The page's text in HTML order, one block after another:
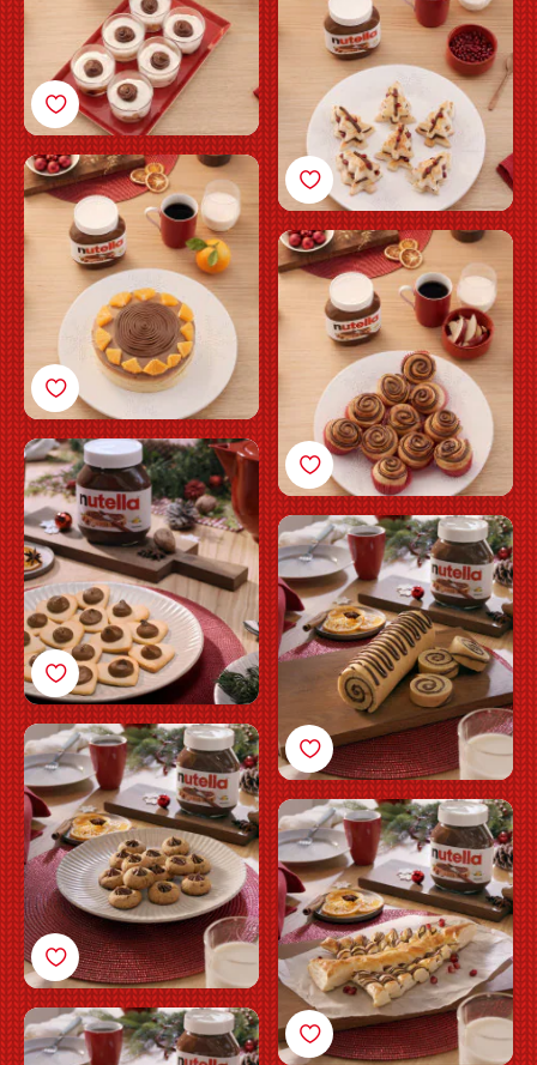
Nutella®
Julig glutenfri
apelsinsockerkaka med
Nutella®
Juliga kanelbullar med
Nutella®
Hjärtkakor med
Nutella®
Julrulltårta med
Nutella®
Småkakor med fyllning
av Nutella®
Smördegsträd med
Nutella®
Muffins med Nutella®